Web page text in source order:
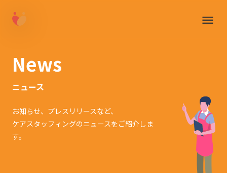
News
ニュース
お知らせ、プレスリリースなど、
ケアスタッフィングのニュースをご紹介しま
す。